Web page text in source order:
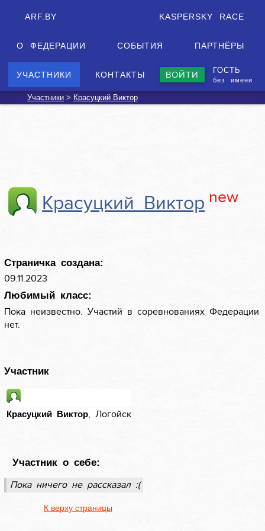
ARF.BY KASPERSKY RACE
О ФЕДЕРАЦИИ СОБЫТИЯ ПАРТНЁРЫ
УЧАСТНИКИ КОНТАКТЫ ВОЙТИ ГОСТЬ
без имени
Участники> Красуцкий Виктор
Красуцкий Виктор new
Страничка создана:
09.11.2023
Любимый класс:
Пока неизвестно. Участий в соревнованиях Федерации
нет.
Участник
Красуцкий Виктор, Логойск
Участник о себе:
Пока ничего не рассказал :(
К верху страницы